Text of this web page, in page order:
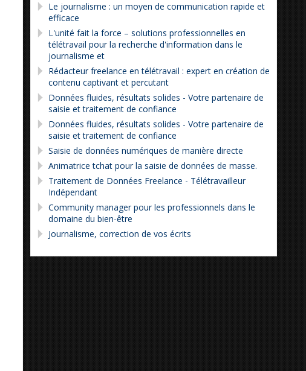
Le journalisme : un moyen de communication rapide et
efficace
L'unité fait la force – solutions professionnelles en
télétravail pour la recherche d'information dans le
journalisme et
Rédacteur freelance en télétravail : expert en création de
contenu captivant et percutant
Données fluides, résultats solides - Votre partenaire de
saisie et traitement de confiance
Données fluides, résultats solides - Votre partenaire de
saisie et traitement de confiance
Saisie de données numériques de manière directe
Animatrice tchat pour la saisie de données de masse.
Traitement de Données Freelance - Télétravailleur
Indépendant
Community manager pour les professionnels dans le
domaine du bien-être
Journalisme, correction de vos écrits